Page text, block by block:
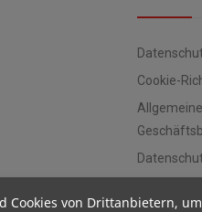
Cookie-
Allgemeine
Cookies von Drittanbietern,